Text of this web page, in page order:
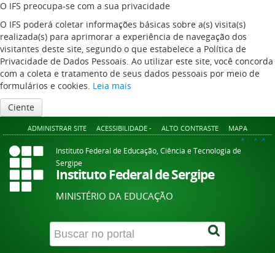
O IFS preocupa-se com a sua privacidade
O IFS poderá coletar informações básicas sobre a(s) visita(s)
realizada(s) para aprimorar a experiência de navegação dos
visitantes deste site, segundo o que estabelece a Política de
Privacidade de Dados Pessoais. Ao utilizar este site, você concorda
com a coleta e tratamento de seus dados pessoais por meio de
formulários e cookies. Leia mais
Ciente
ADMINISTRAR SITE ACESSIBILIDADE - ALTO CONTRASTE MAPA
A+ A A-
Instituto Federal de Educação, Ciência e Tecnologia de
Sergipe
Instituto Federal de Sergipe
MINISTÉRIO DA EDUCAÇÃO